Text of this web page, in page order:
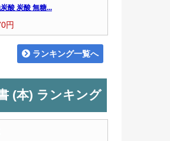
酸 炭酸 無糖...
円
ランキング一覧へ
(本) ランキング